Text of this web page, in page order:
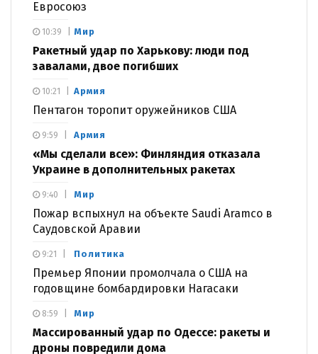
Евросоюз
Мир
Ракетный удар по Харькову: люди под
завалами, двое погибших
10:39
Армия
Пентагон торопит оружейников США
10:21
Армия
«Мы сделали все»: Финляндия отказала
Украине в дополнительных ракетах
9:59
Мир
Пожар вспыхнул на объекте Saudi Aramco в
Саудовской Аравии
9:40
Политика
Премьер Японии промолчала о США на
годовщине бомбардировки Нагасаки
9:21
Мир
Массированный удар по Одессе: ракеты и
дроны повредили дома
8:59